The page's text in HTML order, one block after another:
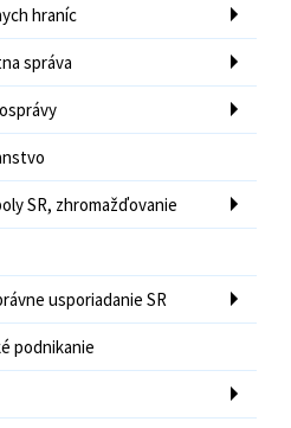
hraníc
správa
SR, zhromažďovanie
usporiadanie SR
podnikanie